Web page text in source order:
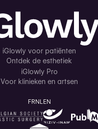
iGlowly voor patiënten
Ontdek de esthetiek
iGlowly Pro
Voor klinieken en artsen
FRNL EN